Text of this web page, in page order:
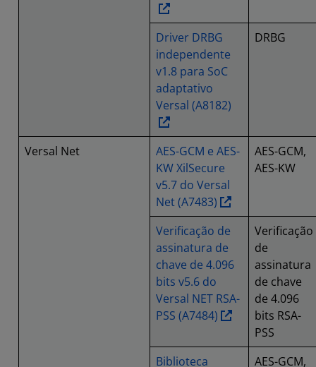
Driver DRBG
independente
v1.8 para SoC
adaptativo
Versal (A8182)
DRBG
Versal Net
AES-GCM e AES-
KW XilSecure
v5.7 do Versal
Net (A7483)
AES-GCM,
AES-KW
Verificação de
assinatura de
chave de 4.096
bits v5.6 do
Versal NET RSA-
PSS (A7484)
Verificação
de
assinatura
de chave
de 4.096
bits RSA-
PSS
Biblioteca
AES-GCM,